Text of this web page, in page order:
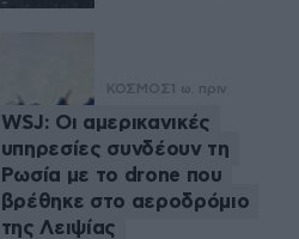
ΚΟΣΜΟΣ 1 ω. πριν
WSJ: Οι αμερικανικές
υπηρεσίες συνδέουν τη
Ρωσία με το drone που
βρέθηκε στο αεροδρόμιο
της Λειψίας